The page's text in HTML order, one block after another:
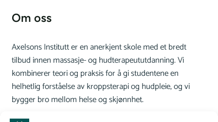
Om oss
Axelsons Institutt er en anerkjent skole med et bredt
tilbud innen massasje- og hudterapeututdanning. Vi
kombinerer teori og praksis for å gi studentene en
helhetlig forståelse av kroppsterapi og hudpleie, og vi
bygger bro mellom helse og skjønnhet.